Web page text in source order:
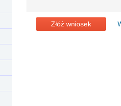
Złóż wniosek